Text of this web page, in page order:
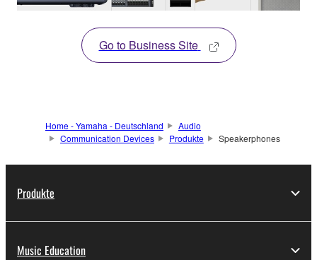
Go to Business Site
Home - Yamaha - Deutschland
Audio
Communication Devices
Produkte Speakerphones
Produkte
Music Education